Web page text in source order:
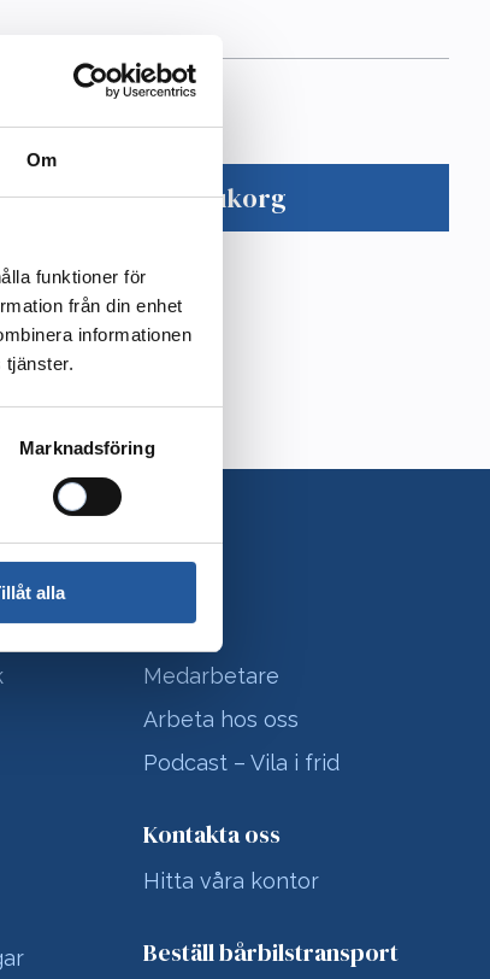
Om
funktioner för
från din enhet
informationen
tjänster.
Marknadsföring
alla
kr
Lägg i varukorg
Om oss
Medarbetare
Arbeta hos oss
Podcast – Vila i frid
Kontakta oss
Hitta våra kontor
Beställ bårbilstransport